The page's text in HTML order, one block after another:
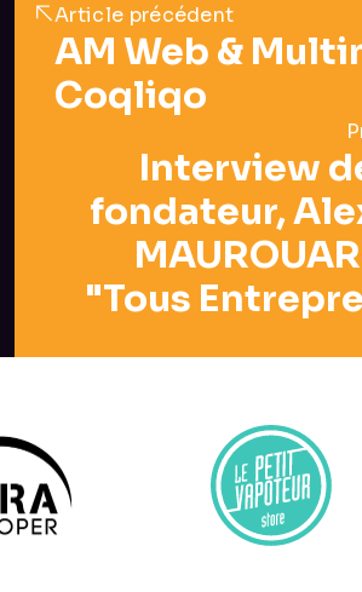
Article précédent
AM Web &
Coqliqo
Interview
fondateur,
"Tous